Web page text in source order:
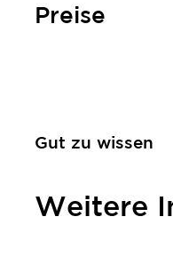
Preise
Gut zu wissen
Weitere